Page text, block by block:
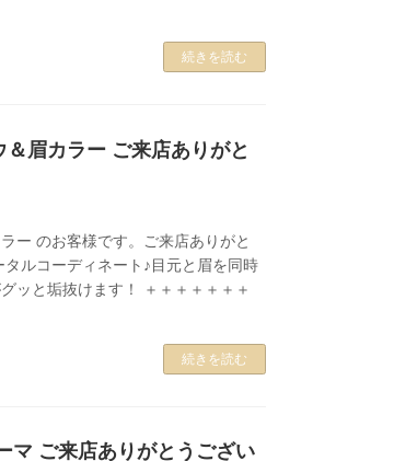
続きを読む
眉カラー ご来店ありがと
ー のお客様です。ご来店ありがと
ルコーディネート♪目元と眉を同時
ッと垢抜けます！ ＋＋＋＋＋＋＋
続きを読む
マ ご来店ありがとうござい